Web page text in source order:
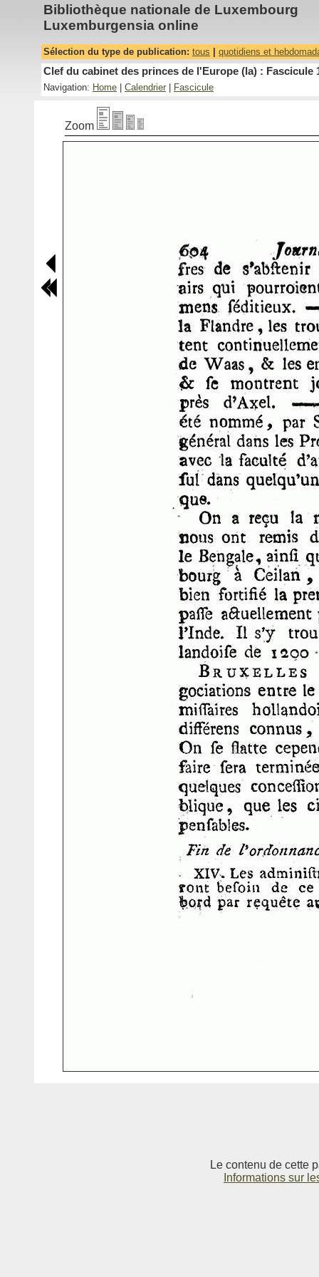
Bibliothèque nationale de Luxembourg
Luxemburgensia online
Sélection du type de publication: tous quotidiens et
Clef du cabinet des princes de l'Europe (la) : Fascicule
Navigation: Home Calendrier Fascicule
Zoom
Le contenu de cette
Informations sur